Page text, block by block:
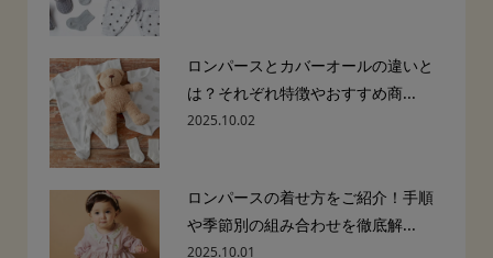
ロンパースとカバーオールの違いと
は？それぞれ特徴やおすすめ商...
2025.10.02
ロンパースの着せ方をご紹介！手順
や季節別の組み合わせを徹底解...
2025.10.01